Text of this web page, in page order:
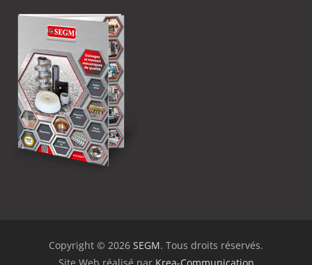
Copyright © 2026 SEGM. Tous droits réservés.